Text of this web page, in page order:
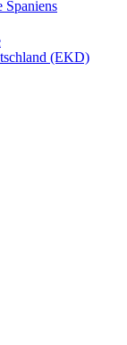
Spaniens
(EKD)